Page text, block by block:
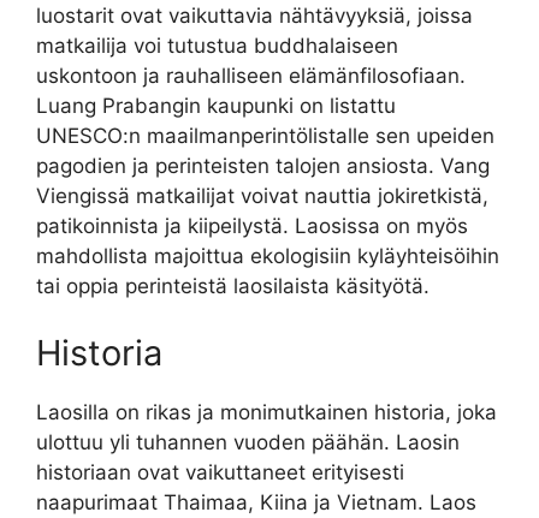
luostarit ovat vaikuttavia nähtävyyksiä, joissa
matkailija voi tutustua buddhalaiseen
uskontoon ja rauhalliseen elämänfilosofiaan.
Luang Prabangin kaupunki on listattu
UNESCO:n maailmanperintölistalle sen upeiden
pagodien ja perinteisten talojen ansiosta. Vang
Viengissä matkailijat voivat nauttia jokiretkistä,
patikoinnista ja kiipeilystä. Laosissa on myös
mahdollista majoittua ekologisiin kyläyhteisöihin
tai oppia perinteistä laosilaista käsityötä.
Historia
Laosilla on rikas ja monimutkainen historia, joka
ulottuu yli tuhannen vuoden päähän. Laosin
historiaan ovat vaikuttaneet erityisesti
naapurimaat Thaimaa, Kiina ja Vietnam. Laos